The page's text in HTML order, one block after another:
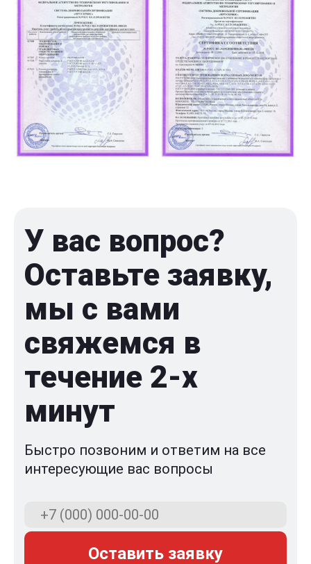
У вас вопрос?
Оставьте заявку,
мы с вами
свяжемся в
течение 2-x
минут
Быстро позвоним и ответим на все
интересующие вас вопросы
Оставить заявку